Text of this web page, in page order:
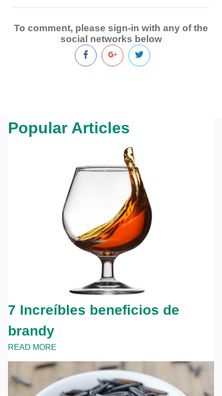
To comment, please sign-in with any of the
social networks below
Popular Articles
7 Increíbles beneficios de
brandy
READ MORE